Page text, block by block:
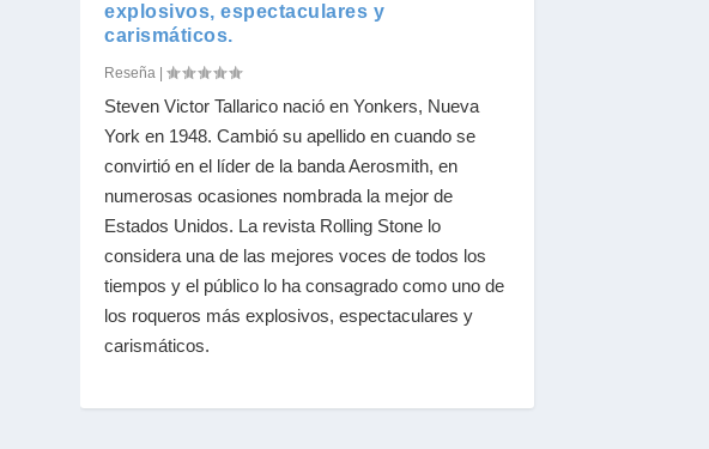
explosivos, espectaculares y
carismáticos.
Reseña |
Steven Victor Tallarico nació en Yonkers, Nueva
York en 1948. Cambió su apellido en cuando se
convirtió en el líder de la banda Aerosmith, en
numerosas ocasiones nombrada la mejor de
Estados Unidos. La revista Rolling Stone lo
considera una de las mejores voces de todos los
tiempos y el público lo ha consagrado como uno de
los roqueros más explosivos, espectaculares y
carismáticos.